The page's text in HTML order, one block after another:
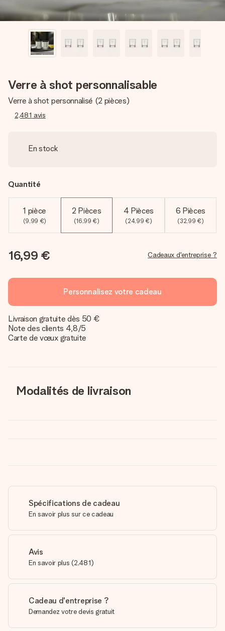
Verre à shot personnalisable
Verre à shot personnalisé (2 pièces)
2,481 avis
En stock
Quantité
1 pièce
(9,99 €)
2 Pièces
(16,99 €)
4 Pièces
(24,99 €)
6 Pièces
(32,99 €)
16,99 € Cadeaux d'entreprise ?
Personnalisez votre cadeau
Livraison gratuite dès 50 €
Note des clients 4,8/5
Carte de vœux gratuite
Modalités de livraison
Spécifications de cadeau
En savoir plus sur ce cadeau
Avis
En savoir plus (2,481)
Cadeau d'entreprise ?
Demandez votre devis gratuit